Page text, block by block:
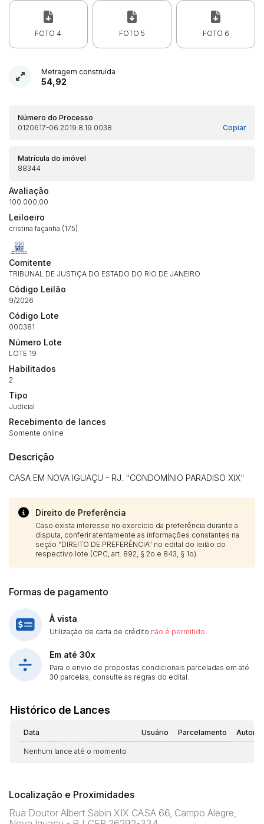
FOTO 4 FOTO 5 FOTO 6
Metragem construída
54,92
Número do Processo
0120617-06.2019.8.19.0038
Copiar
Matrícula do imóvel
88344
Avaliação
100.000,00
Leiloeiro
cristina façanha (175)
Comitente
TRIBUNAL DE JUSTIÇA DO ESTADO DO RIO DE JANEIRO
Código Leilão
9/2026
Código Lote
000381
Número Lote
LOTE 19
Habilitados
2
Tipo
Judicial
Recebimento de lances
Somente online
Descrição
CASA EM NOVA IGUAÇU - RJ. "CONDOMÍNIO PARADISO XIX"
Direito de Preferência
Caso exista interesse no exercício da preferência durante a
disputa, conferir atentamente as informações constantes na
seção “DIREITO DE PREFERÊNCIA” no edital do leilão do
respectivo lote (CPC, art. 892, § 2o e 843, § 1o).
Formas de pagamento
À vista
Utilização de carta de crédito não é permitido.
Em até 30x
Para o envio de propostas condicionais parceladas em até
30 parcelas, consulte as regras do edital.
Histórico de Lances
Data Usuário Parcelamento
Nenhum lance até o momento
Localização e Proximidades
Rua Doutor Albert Sabin XIX CASA 66, Campo Alegre,
Envie sua Proposta
Histórico de Propostas
14/04/2025 18:43:11
Clique aqui para fazer login
Habilite-se para efetuar lances ou
propostas